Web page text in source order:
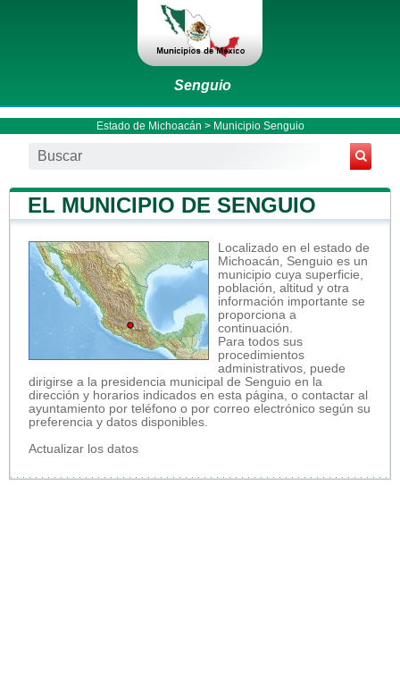
Senguio
Estado de Michoacán > Municipio Senguio
EL MUNICIPIO DE SENGUIO
Localizado en el estado de
Michoacán, Senguio es un
municipio cuya superficie,
población, altitud y otra
información importante se
proporciona a
continuación.
Para todos sus
procedimientos
administrativos, puede
dirigirse a la presidencia municipal de Senguio en la
dirección y horarios indicados en esta página, o contactar al
ayuntamiento por teléfono o por correo electrónico según su
preferencia y datos disponibles.
Actualizar los datos